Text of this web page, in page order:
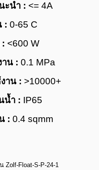
ะนำ : <= 4A
: 0-65 C
: <600 W
าน : 0.1 MPa
าน : >10000+
น้ำ : IP65
: 0.4 sqmm
นZolf-Float-S-P-24-1